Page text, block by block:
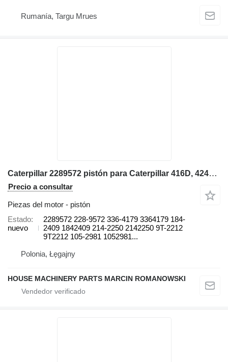
Rumanía, Targu Mrues
Caterpillar 2289572 pistón para Caterpillar 416D, 424D, 428D, 432D, 438D, 442D 430D 422E, 422F, 428E, 428F, retroexcavadora
Precio a consultar
Piezas del motor - pistón
Estado
nuevo
2289572 228-9572 336-4179 3364179 184-
2409 1842409 214-2250 2142250 9T-2212
9T2212 105-2981 1052981...
Polonia, Łęgajny
HOUSE MACHINERY PARTS MARCIN ROMANOWSKI